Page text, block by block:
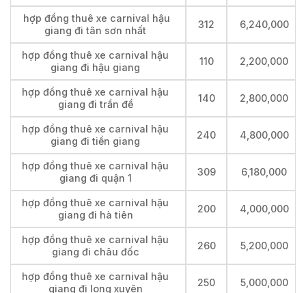
hợp đồng thuê xe carnival hậu
giang đi tân sơn nhất
312 6,240,000
hợp đồng thuê xe carnival hậu
giang đi hậu giang
110 2,200,000
hợp đồng thuê xe carnival hậu
giang đi trần đề
140 2,800,000
hợp đồng thuê xe carnival hậu
giang đi tiền giang
240 4,800,000
hợp đồng thuê xe carnival hậu
giang đi quận 1
309 6,180,000
hợp đồng thuê xe carnival hậu
giang đi hà tiên
200 4,000,000
hợp đồng thuê xe carnival hậu
giang đi châu đốc
260 5,200,000
hợp đồng thuê xe carnival hậu
giang đi long xuyên
250 5,000,000